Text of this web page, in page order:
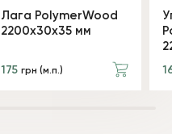
Лага PolymerWood
2200х30х35 мм
175 грн (м.п.)